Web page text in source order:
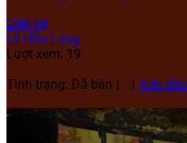
Liên hệ
Lê Hữu Long
Lượt xem: 19
Tình trạng: Đã bán
Sơn dầu